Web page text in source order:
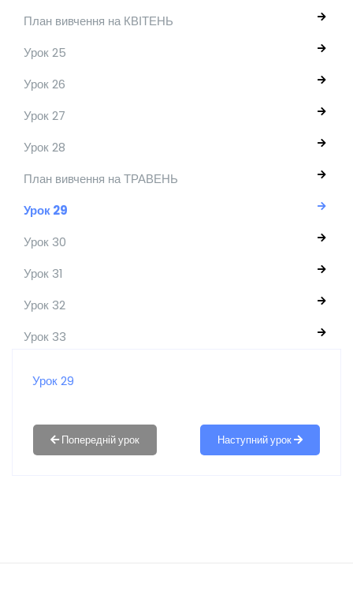
План вивчення на КВІТЕНЬ
Урок 25
Урок 26
Урок 27
Урок 28
План вивчення на ТРАВЕНЬ
Урок 29
Урок 30
Урок 31
Урок 32
Урок 33
Урок 29
Наступний урок